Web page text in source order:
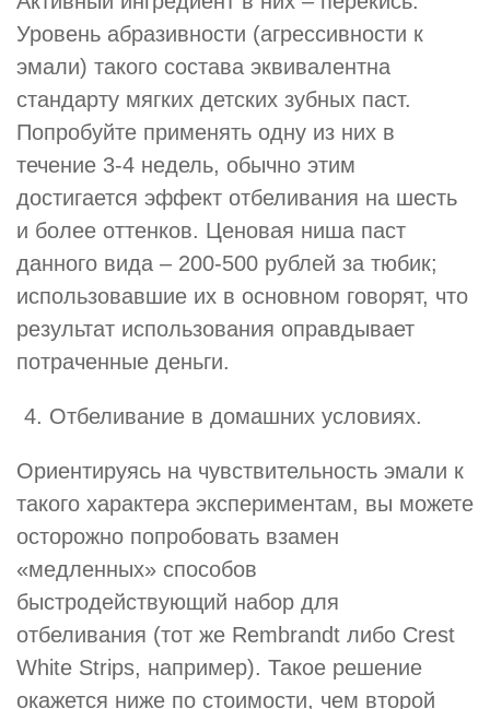
Уровень абразивности (агрессивности к
эмали) такого состава эквивалентна
стандарту мягких детских зубных паст.
Попробуйте применять одну из них в
течение 3-4 недель, обычно этим
достигается эффект отбеливания на шесть
и более оттенков. Ценовая ниша паст
данного вида – 200-500 рублей за тюбик;
использовавшие их в основном говорят, что
результат использования оправдывает
потраченные деньги.
Отбеливание в домашних условиях.
Ориентируясь на чувствительность эмали к
такого характера экспериментам, вы можете
осторожно попробовать взамен
«медленных» способов
быстродействующий набор для
отбеливания (тот же Rembrandt либо Crest
White Strips, например). Такое решение
окажется ниже по стоимости, чем второй